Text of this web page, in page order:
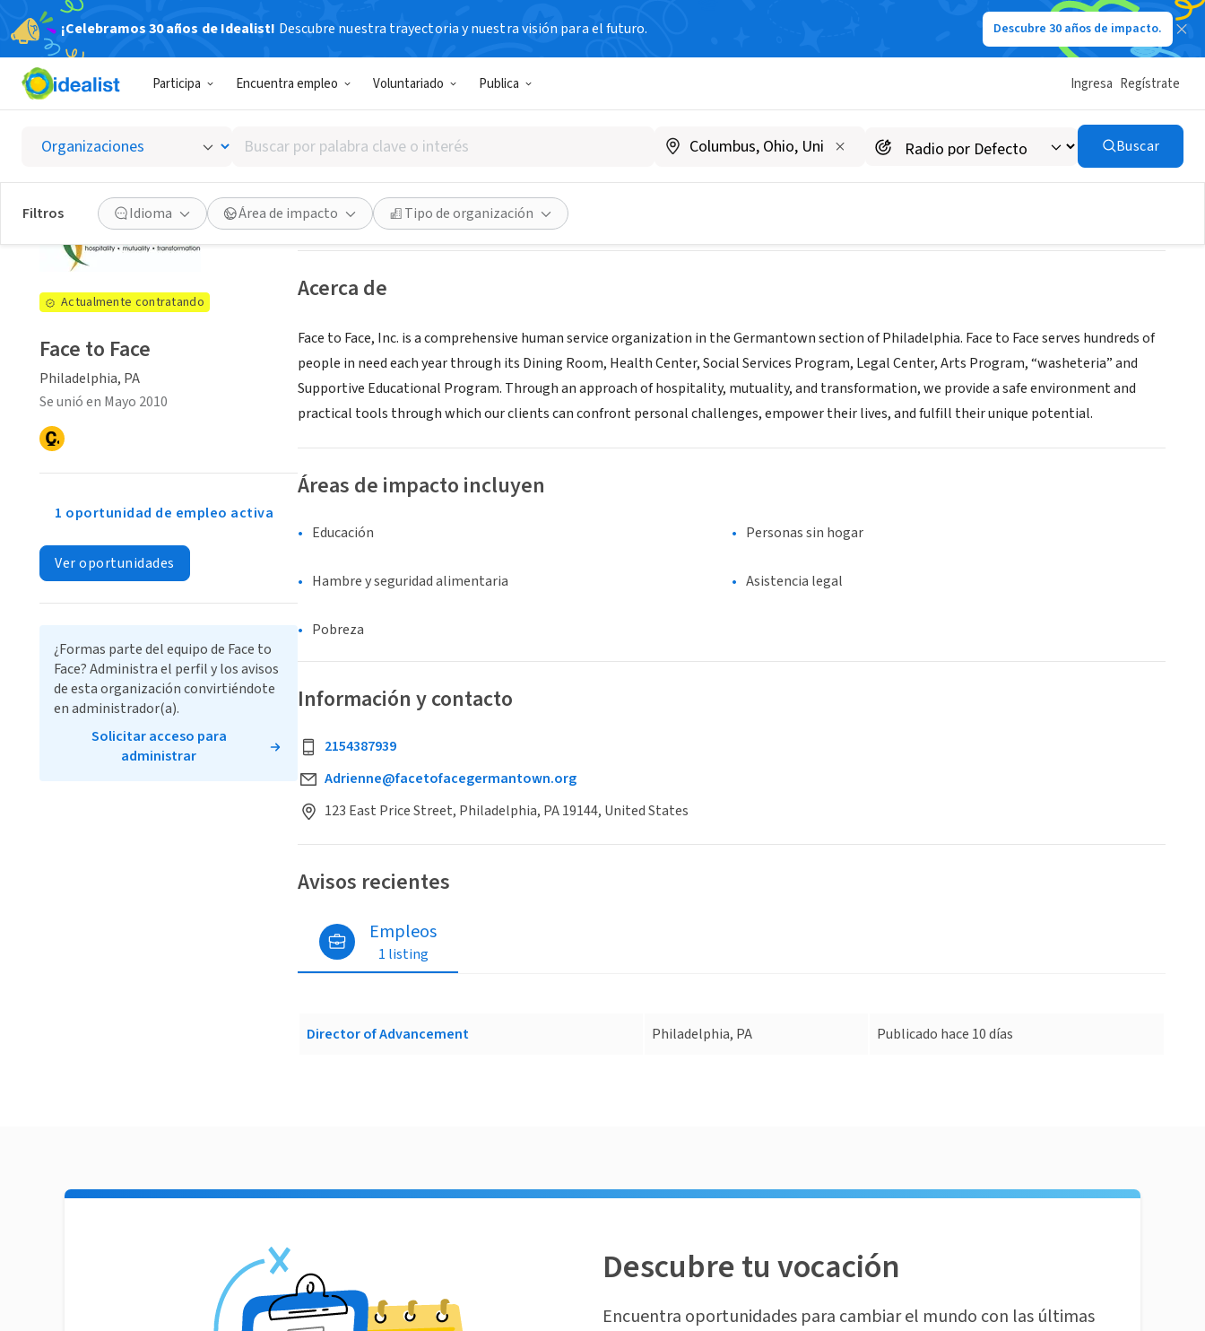
¡Celebramos 30 años de Idealist! Descubre nuestra trayectoria y nuestra visión para el futuro. Descubre 30 años de impacto.
Participa Encuentra empleo Voluntariado Publica Ingresa Regístrate
Buscar
por
palabra
clave
o
interés
Buscar
Filtros Idioma Área de impacto Tipo de organización
Face to Face
Philadelphia, PA|facetofacegermantown.org
Ver oportunidades Guardar
Acerca de
Face to Face, Inc. is a comprehensive human service organization in the Germantown section of Philadelphia. Face to Face serves hundreds of
people in need each year through its Dining Room, Health Center, Social Services Program, Legal Center, Arts Program, “washeteria” and
Supportive Educational Program. Through an approach of hospitality, mutuality, and transformation, we provide a safe environment and
practical tools through which our clients can confront personal challenges, empower their lives, and fulfill their unique potential.
Áreas de impacto incluyen
Educación Personas sin hogar
Hambre y seguridad alimentaria Asistencia legal
Pobreza
Información y contacto
2154387939
Adrienne@facetofacegermantown.org
123 East Price Street, Philadelphia, PA 19144, United States
Avisos recientes
Empleos
1 listing
Director of Advancement Philadelphia, PA Publicado hace 10 días
Actualmente contratando
Face to Face
Philadelphia, PA
Se unió en Mayo 2010
1 oportunidad de empleo activa
Ver oportunidades
¿Formas parte del equipo de Face to
Face? Administra el perfil y los avisos
de esta organización convirtiéndote
en administrador(a).
Solicitar acceso para
administrar
Descubre tu vocación
Encuentra oportunidades para cambiar el mundo con las últimas